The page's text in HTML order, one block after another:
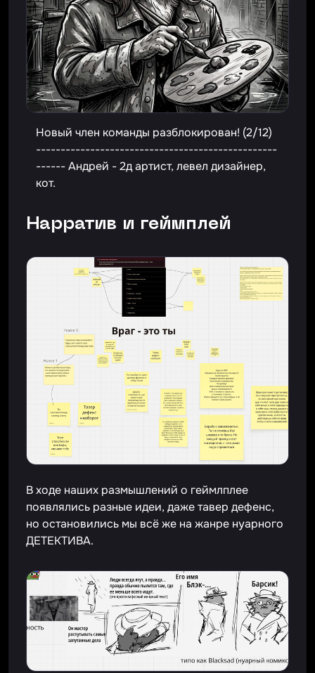
Новый член команды разблокирован! (2/12)
-------------------------------------------------
------ Андрей - 2д артист, левел дизайнер,
кот.
Нарратив и геймплей
В ходе наших размышлений о геймлплее
появлялись разные идеи, даже тавер дефенс,
но остановились мы всё же на жанре нуарного
ДЕТЕКТИВА.